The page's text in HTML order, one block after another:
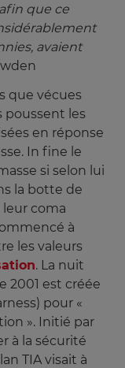
que ce
avaient
que vécues
poussent les
en réponse
In fine le
si selon lui
la botte de
coma
à
les valeurs
. La nuit
2001 est créée
pour «
». Initié par
à la sécurité
TIA visait à